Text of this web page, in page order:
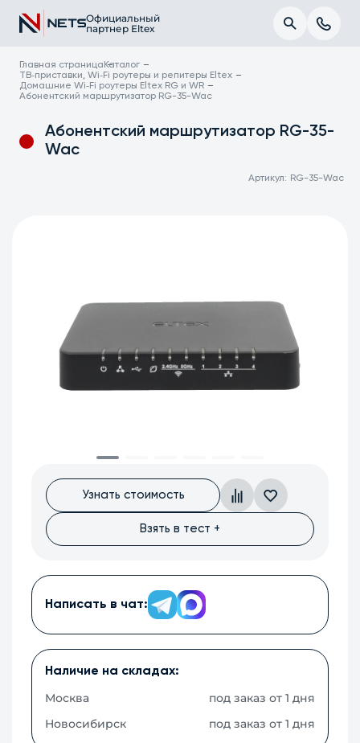
Официальный
партнер Eltex
Главная страница Каталог
ТВ‑приставки, Wi‑Fi роутеры и репитеры Eltex
Домашние Wi‑Fi роутеры Eltex RG и WR
Абонентский маршрутизатор RG-35-Wac
Абонентский маршрутизатор RG-35-
Wac
Артикул: RG-35-Wac
Узнать стоимость
Взять в тест +
Написать в чат:
Наличие на складах:
Москва
под заказ от 1 дня
Новосибирск
под заказ от 1 дня